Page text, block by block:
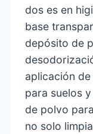
dos es en
base
depósito de
aplicación
para suelos
de polvo
no solo